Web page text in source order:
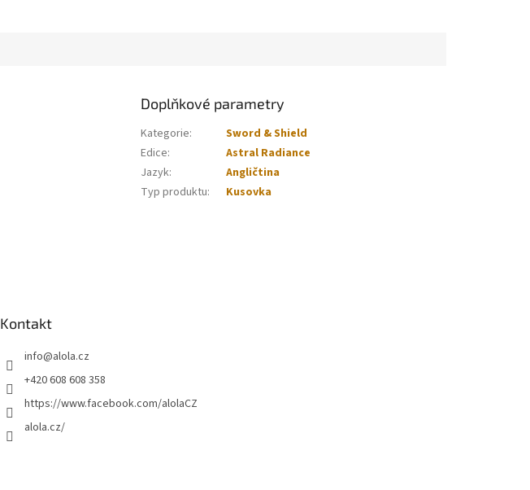
Doplňkové parametry
Kategorie:
Sword & Shield
Edice:
Astral Radiance
Jazyk:
Angličtina
Typ produktu: Kusovka
Kontakt
info@alola.cz
+420 608 608 358
https://www.facebook.com/alolaCZ
alola.cz/